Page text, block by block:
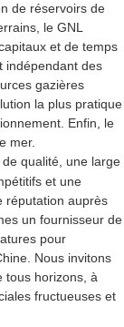
de réservoirs de
le GNL
et de temps
indépendant des
gazières
la plus pratique
Enfin, le
mer.
qualité, une large
et une
réputation auprès
un fournisseur de
pour
Nous invitons
tous horizons, à
fructueuses et